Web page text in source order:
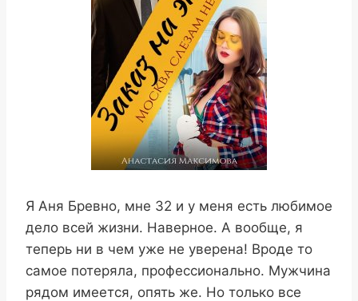
Я Аня Бревно, мне 32 и у меня есть любимое
дело всей жизни. Наверное. А вообще, я
теперь ни в чем уже не уверена! Вроде то
самое потеряла, профессионально. Мужчина
рядом имеется, опять же. Но только все